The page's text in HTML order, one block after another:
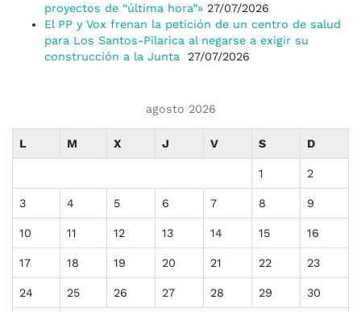
proyectos de “última hora”» 27/07/2026
El PP y Vox frenan la petición de un centro de salud
para Los Santos-Pilarica al negarse a exigir su
construcción a la Junta
27/07/2026
agosto 2026
L M X J V S D
1 2
3 4 5 6 7 8 9
10 11 12 13 14 15 16
17 18 19 20 21 22 23
24 25 26 27 28 29 30